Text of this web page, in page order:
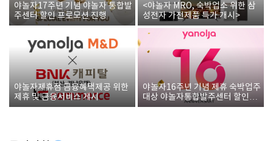
야놀자17주년 기념 야놀자 통합발
주센터 할인 프로모션 진행
<야놀자 MRO, 숙박업소 위한 삼
성전자 가전제품 특가 개시>
야놀자제휴점 금융혜택제공 위한
제휴 및 금융서비스 게시
야놀자16주년 기념 제휴 숙박업주
대상 야놀자통합발주센터 할인쿠
폰 증정